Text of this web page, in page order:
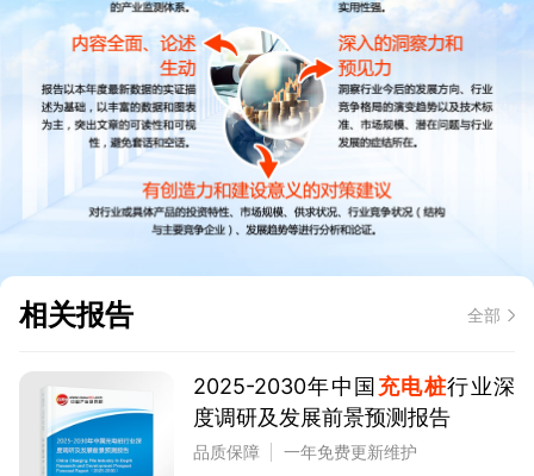
相关报告 全部
2025-2030年中国 充电桩行业深
度调研及发展前景预测报告
品质保障 一年免费更新维护